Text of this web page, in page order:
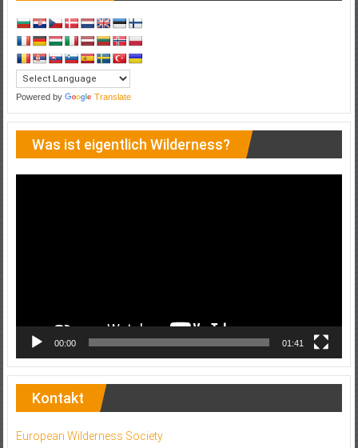
Powered by Translate
Was ist eigentlich Wilderness?
00:00 01:41
Kontakt
European Wilderness Society